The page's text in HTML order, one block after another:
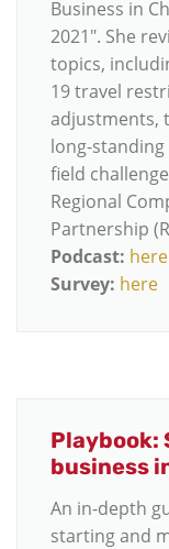
Business in
2021". She
topics,
19 travel
adjustments,
long-standing
field
Regional
Partnership
Podcast: here
Survey: here
Playbook:
business
An in-depth
starting and